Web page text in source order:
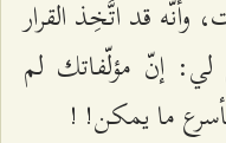
وأنّه قد اتُّخِذ القرار
لي: إنّ مؤلّفاتك لم
ما يمكن! !